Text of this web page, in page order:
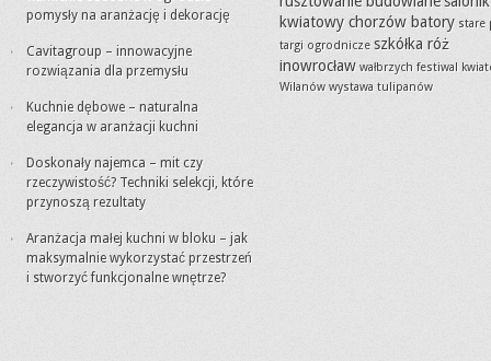
pomysły na aranżację i dekorację
Cavitagroup – innowacyjne
rozwiązania dla przemysłu
Kuchnie dębowe – naturalna
elegancja w aranżacji kuchni
Doskonały najemca – mit czy
rzeczywistość? Techniki selekcji, które
przynoszą rezultaty
Aranżacja małej kuchni w bloku – jak
maksymalnie wykorzystać przestrzeń
i stworzyć funkcjonalne wnętrze?
kwiatowy chorzów batory stare
targi ogrodnicze szkółka róż
inowrocław wałbrzych festiwal
Wilanów wystawa tulipanów